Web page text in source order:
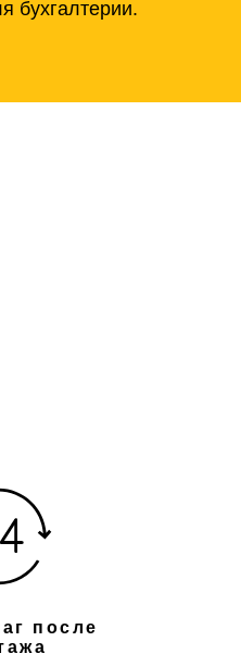
бухгалтерии.
после